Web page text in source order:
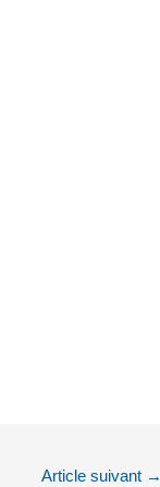
Article suivant →